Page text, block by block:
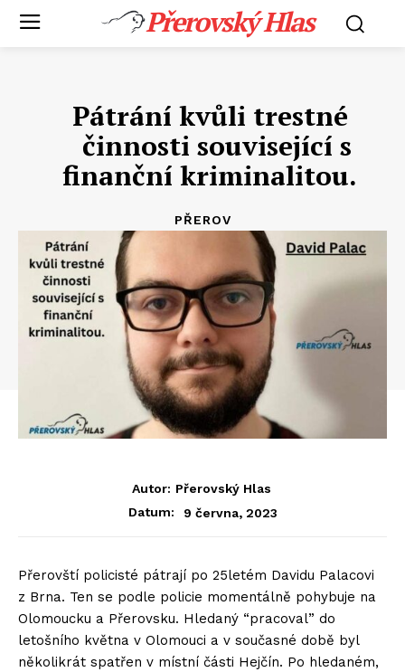
Přerovský Hlas
Pátrání kvůli trestné
činnosti související s
finanční kriminalitou.
PŘEROV
Autor: Přerovský Hlas
Datum:
9 června, 2023
Přerovští policisté pátrají po 25letém Davidu Palacovi
z Brna. Ten se podle policie momentálně pohybuje na
Olomoucku a Přerovsku. Hledaný “pracoval” do
letošního května v Olomouci a v současné době byl
několikrát spatřen v místní části Hejčín. Po hledaném,